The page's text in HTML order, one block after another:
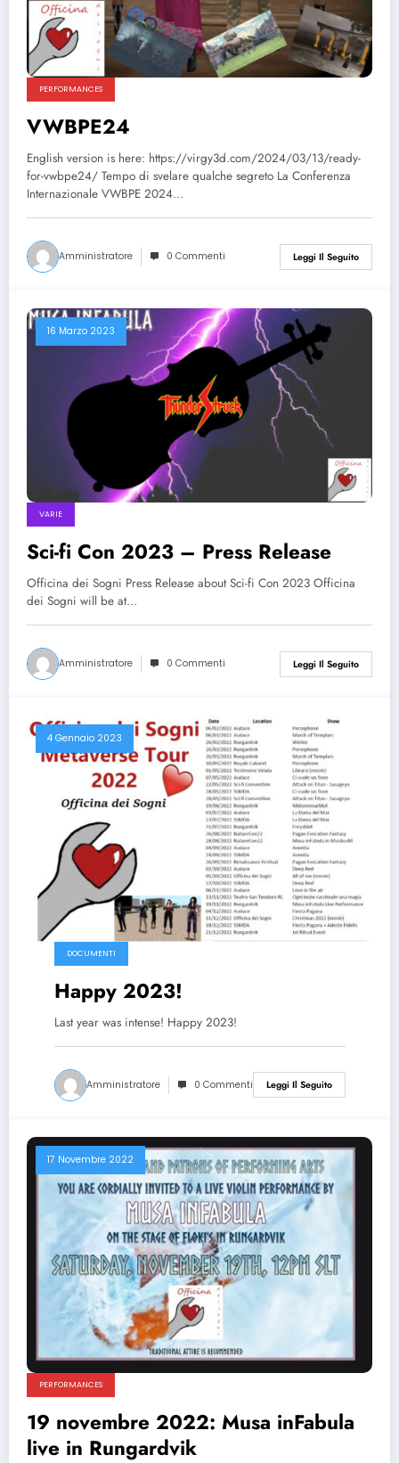
PERFORMANCES
VWBPE24
English version is here: https://virgy3d.com/2024/03/13/ready-
for-vwbpe24/ Tempo di svelare qualche segreto La Conferenza
Internazionale VWBPE 2024…
Amministratore 0 Commenti Leggi Il Seguito
16 Marzo 2023
VARIE
Sci-fi Con 2023 – Press Release
Officina dei Sogni Press Release about Sci-fi Con 2023 Officina
dei Sogni will be at…
Amministratore 0 Commenti Leggi Il Seguito
4 Gennaio 2023
DOCUMENTI
Happy 2023!
Last year was intense! Happy 2023!
Amministratore 0 Commenti Leggi Il Seguito
17 Novembre 2022
PERFORMANCES
19 novembre 2022: Musa inFabula
live in Rungardvik